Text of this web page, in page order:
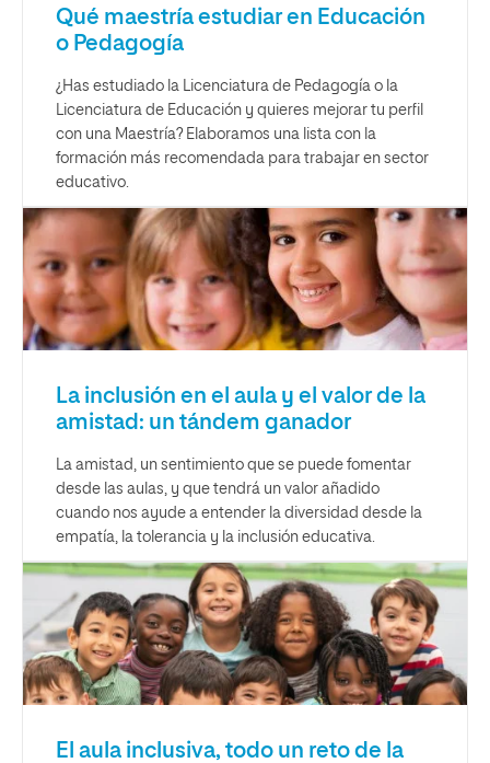
Qué maestría estudiar en Educación
o Pedagogía
¿Has estudiado la Licenciatura de Pedagogía o la
Licenciatura de Educación y quieres mejorar tu perfil
con una Maestría? Elaboramos una lista con la
formación más recomendada para trabajar en sector
educativo.
La inclusión en el aula y el valor de la
amistad: un tándem ganador
La amistad, un sentimiento que se puede fomentar
desde las aulas, y que tendrá un valor añadido
cuando nos ayude a entender la diversidad desde la
empatía, la tolerancia y la inclusión educativa.
El aula inclusiva, todo un reto de la